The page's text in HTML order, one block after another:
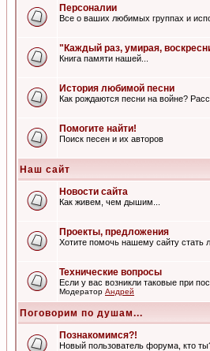
Персоналии
Все о ваших любимых группах и
"Каждый раз, умирая,
Книга памяти нашей...
История любимой песни
Как рождаются песни на войне?
Помогите найти!
Поиск песен и их авторов
Наш сайт
Новости сайта
Как живем, чем дышим...
Проекты, предложения
Хотите помочь нашему сайту стать
Технические вопросы
Если у вас возникли таковые при
Модератор Андрей
Поговорим по душам...
Познакомимся?!
Новый пользователь форума, кто